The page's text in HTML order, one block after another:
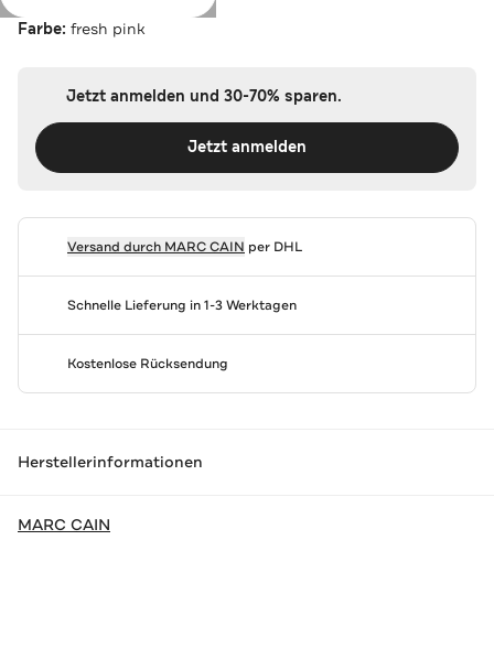
Farbe: fresh pink
Jetzt anmelden und 30-70% sparen.
Jetzt anmelden
Versand durch MARC CAIN per DHL
Schnelle Lieferung in 1-3 Werktagen
Kostenlose Rücksendung
Herstellerinformationen
MARC CAIN